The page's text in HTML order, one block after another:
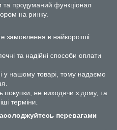
та продуманий функціонал
на ринку.
замовлення в найкоротші
та надійні способи оплати
у нашому товарі, тому надаємо
покупки, не виходячи з дому, та
терміни.
перевагами